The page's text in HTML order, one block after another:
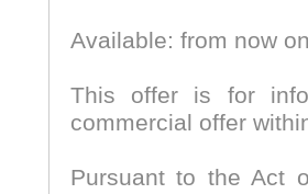
Available: from now
This offer is for
commercial offer
Pursuant to the Act